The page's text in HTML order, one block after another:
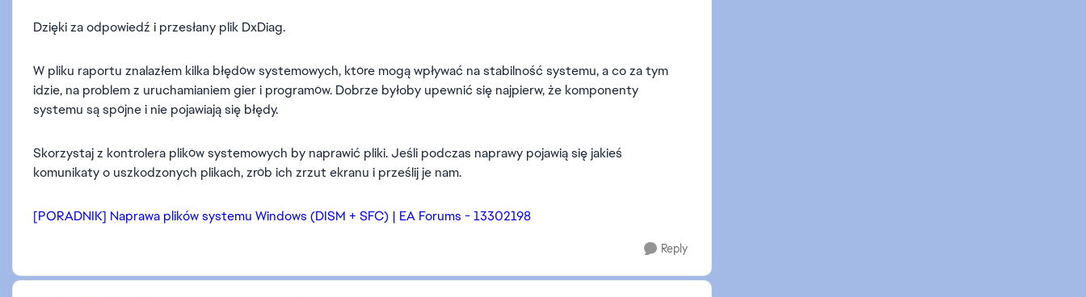
Dzięki za odpowiedź i przesłany plik DxDiag.
W pliku raportu znalazłem kilka błędów systemowych, które mogą wpływać na stabilność systemu, a co za tym
idzie, na problem z uruchamianiem gier i programów. Dobrze byłoby upewnić się najpierw, że komponenty
systemu są spójne i nie pojawiają się błędy.
Skorzystaj z kontrolera plików systemowych by naprawić pliki. Jeśli podczas naprawy pojawią się jakieś
komunikaty o uszkodzonych plikach, zrób ich zrzut ekranu i prześlij je nam.
[PORADNIK] Naprawa plików systemu Windows (DISM + SFC) | EA Forums - 13302198
Reply